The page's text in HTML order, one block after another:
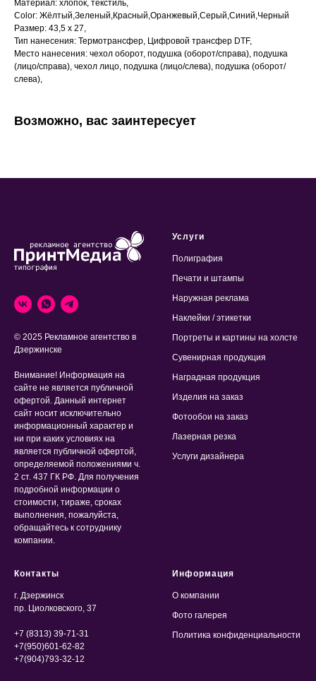
Материал: хлопок, текстиль,
Color: Жёлтый,Зеленый,Красный,Оранжевый,Серый,Синий,Черный
Размер: 43,5 х 27,
Тип нанесения: Термотрансфер, Цифровой трансфер DTF,
Место нанесения: чехол оборот, подушка (оборот/справа), подушка
(лицо/справа), чехол лицо, подушка (лицо/слева), подушка (оборот/
слева),
Возможно, вас заинтересует
© 2025 Рекламное агентство в
Дзержинске
Внимание! Информация на
сайте не является публичной
офертой. Данный интернет
сайт носит исключительно
информационный характер и
ни при каких условиях на
является публичной офертой,
определяемой положениями ч.
2 ст. 437 ГК РФ. Для получения
подробной информации о
стоимости, тираже, сроках
выполнения, пожалуйста,
обращайтесь к сотруднику
компании.
Услуги
Полиграфия
Печати и штампы
Наружная реклама
Наклейки / этикетки
Портреты и картины на холсте
Сувенирная продукция
Наградная продукция
Изделия на заказ
Фотообои на заказ
Лазерная резка
Услуги дизайнера
Контакты
г. Дзержинск
пр. Циолковского, 37
+7 (8313) 39-71-31
+7(950)601-62-82
+7(904)793-32-12
Информация
О компании
Фото галерея
Политика конфиденциальности